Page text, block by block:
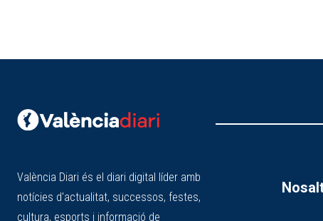
València Diari és el diari digital líder amb
notícies d'actualitat, successos, festes,
cultura, esports i informació de